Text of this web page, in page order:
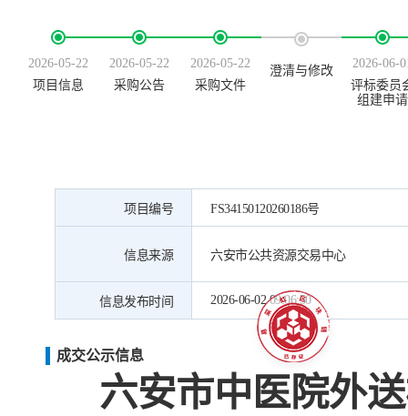
2026-05-22
项目信息
2026-05-22
采购公告
2026-05-22
采购文件
澄清与修改
2026-06-
评标委员
组建申请
项目编号 FS34150120260186号
信息来源 六安市公共资源交易中心
信息发布时间 2026-06-02 09:06:50
成交公示信息
六安市中医院外